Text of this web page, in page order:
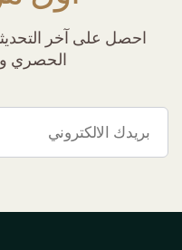
احصل على آخر
الحصري